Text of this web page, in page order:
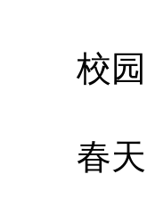
校园
春天